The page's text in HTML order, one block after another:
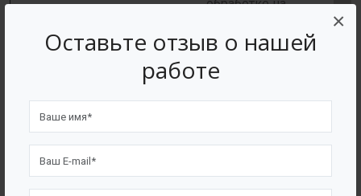
Оставьте отзыв о нашей
работе
×
изготовления
обработке на
станках, поэтому из него
можно изготавливать